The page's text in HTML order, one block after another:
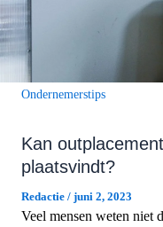
Ondernemerstips
Kan
plaatsvindt?
Redactie / juni 2, 2023
Veel mensen weten niet